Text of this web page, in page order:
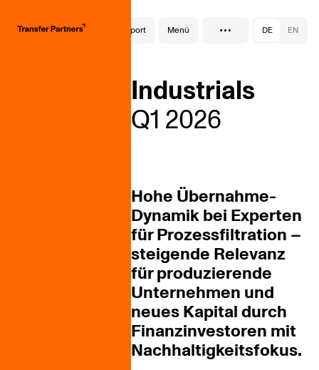
SektorReport Menü … DE EN
Industrials
Q1 2026
Hohe Übernahme-
Dynamik bei Experten
für Prozessfiltration –
steigende Relevanz
für produzierende
Unternehmen und
neues Kapital durch
Finanzinvestoren mit
Nachhaltigkeitsfokus.